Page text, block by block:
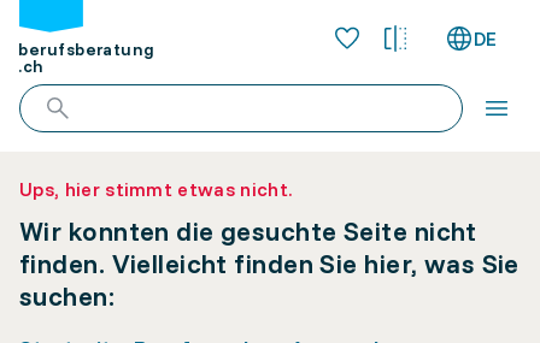
berufsberatung
.ch
DE
Ups, hier stimmt etwas nicht.
Wir konnten die gesuchte Seite nicht
finden. Vielleicht finden Sie hier, was Sie
suchen: